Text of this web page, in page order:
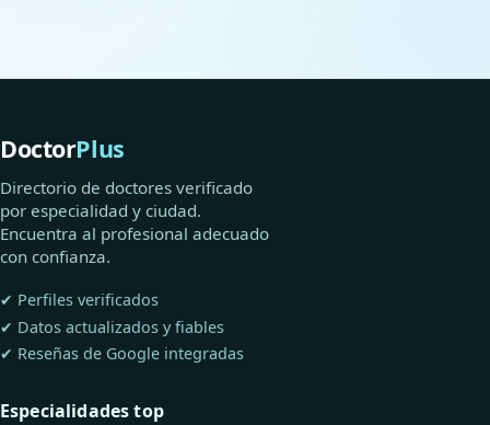
DoctorPlus
Directorio de doctores verificado
por especialidad y ciudad.
Encuentra al profesional adecuado
con confianza.
✔ Perfiles verificados
✔ Datos actualizados y fiables
✔ Reseñas de Google integradas
Especialidades top